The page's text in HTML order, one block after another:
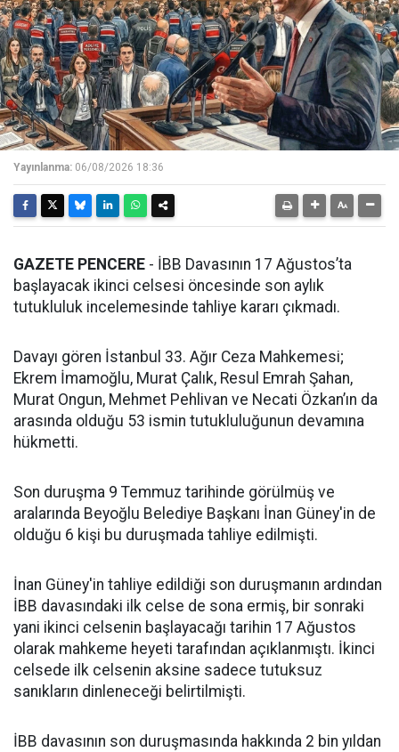
Yayınlanma: 06/08/2026 18:36
GAZETE PENCERE - İBB Davasının 17 Ağustos’ta
başlayacak ikinci celsesi öncesinde son aylık
tutukluluk incelemesinde tahliye kararı çıkmadı.
Davayı gören İstanbul 33. Ağır Ceza Mahkemesi;
Ekrem İmamoğlu, Murat Çalık, Resul Emrah Şahan,
Murat Ongun, Mehmet Pehlivan ve Necati Özkan’ın da
arasında olduğu 53 ismin tutukluluğunun devamına
hükmetti.
Son duruşma 9 Temmuz tarihinde görülmüş ve
aralarında Beyoğlu Belediye Başkanı İnan Güney'in de
olduğu 6 kişi bu duruşmada tahliye edilmişti.
İnan Güney'in tahliye edildiği son duruşmanın ardından
İBB davasındaki ilk celse de sona ermiş, bir sonraki
yani ikinci celsenin başlayacağı tarihin 17 Ağustos
olarak mahkeme heyeti tarafından açıklanmıştı. İkinci
celsede ilk celsenin aksine sadece tutuksuz
sanıkların dinleneceği belirtilmişti.
İBB davasının son duruşmasında hakkında 2 bin yıldan